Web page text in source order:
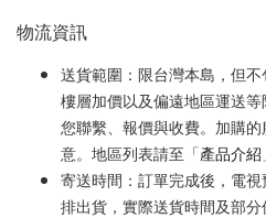
物流資訊
送貨範圍：限台灣本島，但不
樓層加價以及偏遠地區運送
您聯繫、報價與收費。加購
意。地區列表請至「產品介紹
寄送時間：訂單完成後，電
排出貨，實際送貨時間及部